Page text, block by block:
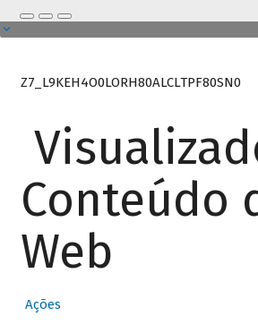
Z7_L9KEH4O0LORH80ALCLTPF80SN0
Conteúdo
Web
Ações